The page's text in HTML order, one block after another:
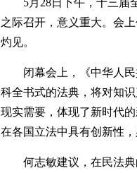
5月28日下午，十三届全
之际召开，意义重大。会
灼见。
闭幕会上，《中华人民
科全书式的法典，将对知
现实需要，体现了新时代
在各国立法中具有创新性
何志敏建议，在民法典